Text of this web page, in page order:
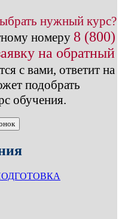
нужный курс?
номеру 8 (800)
на обратный
с вами, ответит на
подобрать
обучения.